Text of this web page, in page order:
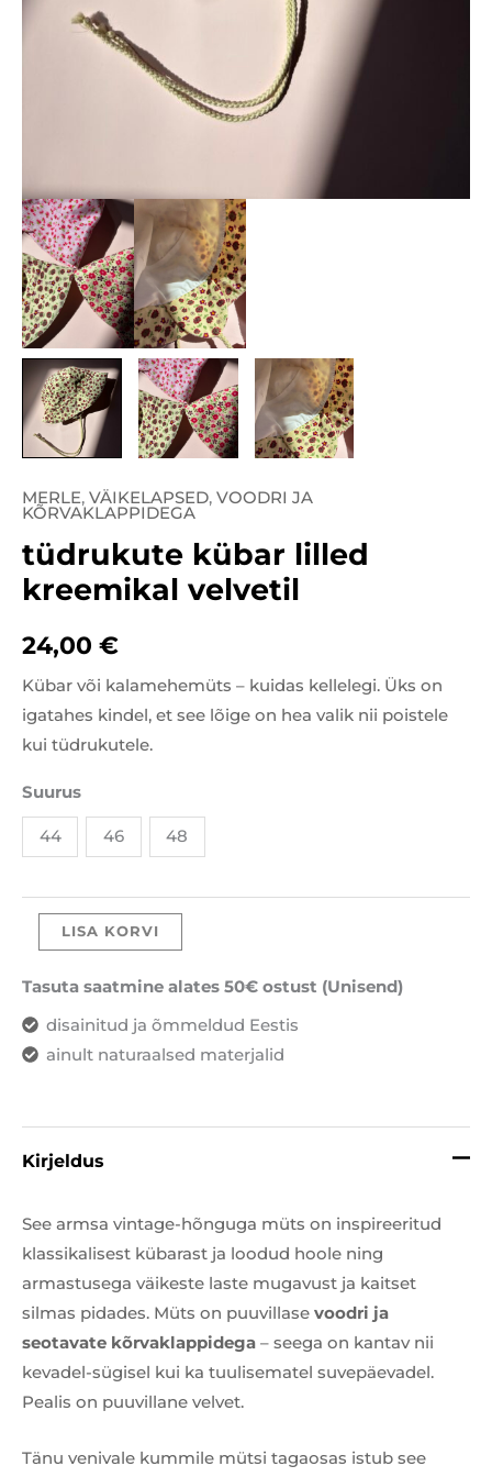
MERLE, VÄIKELAPSED, VOODRI JA
KÕRVAKLAPPIDEGA
tüdrukute kübar lilled
kreemikal velvetil
24,00 €
Kübar või kalamehemüts – kuidas kellelegi. Üks on
igatahes kindel, et see lõige on hea valik nii poistele
kui tüdrukutele.
Suurus
44 46 48
tüdrukute
lilled
kreemikal
kogus
LISA KORVI
Tasuta saatmine alates 50€ ostust (Unisend)
disainitud ja õmmeldud Eestis
ainult naturaalsed materjalid
Kirjeldus
See armsa vintage-hõnguga müts on inspireeritud
klassikalisest kübarast ja loodud hoole ning
armastusega väikeste laste mugavust ja kaitset
silmas pidades. Müts on puuvillase voodri ja
seotavate kõrvaklappidega – seega on kantav nii
kevadel-sügisel kui ka tuulisematel suvepäevadel.
Pealis on puuvillane velvet.
Tänu venivale kummile mütsi tagaosas istub see